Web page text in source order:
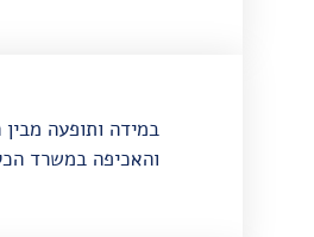
במידה ותופעה
והאכיפה במשרד